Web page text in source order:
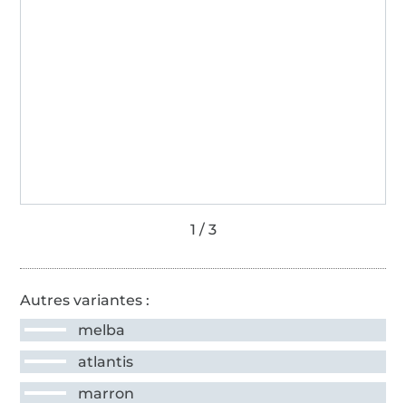
Autres variantes :
melba
atlantis
marron